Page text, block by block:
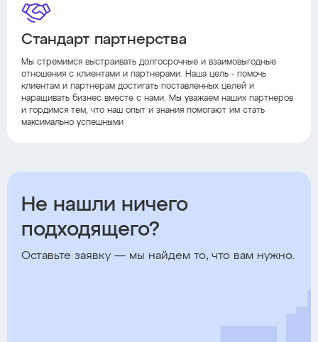
Стандарт партнерства
Мы стремимся выстраивать долгосрочные и взаимовыгодные
отношения с клиентами и партнерами. Наша цель - помочь
клиентам и партнерам достигать поставленных целей и
наращивать бизнес вместе с нами. Мы уважаем наших партнеров
и гордимся тем, что наш опыт и знания помогают им стать
максимально успешными
Не нашли ничего
подходящего?
Оставьте заявку — мы найдем то, что вам нужно.